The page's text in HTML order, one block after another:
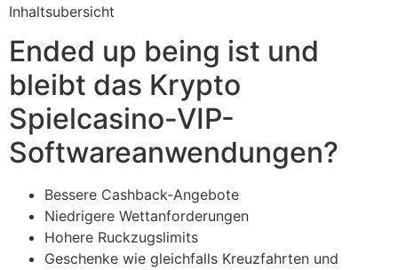
Inhaltsubersicht
Ended up being ist und
bleibt das Krypto
Spielcasino-VIP-
Softwareanwendungen?
Bessere Cashback-Angebote
Niedrigere Wettanforderungen
Hohere Ruckzugslimits
Geschenke wie gleichfalls Kreuzfahrten und